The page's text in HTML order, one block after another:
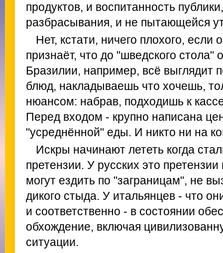
продуктов, и воспитанность
разбрасывания, и не пытающейся
Нет, кстати, ничего плохого, если
признаёт, что до "шведского стола"
Бразилии, например, всё выглядит
блюд, накладываешь что хочешь,
нюансом: набрав, подходишь к
Перед входом - крупно написана
"усреднённой" еды. И никто ни на
Искры начинают лететь когда
претензии. У русских это
могут ездить по "заграницам", не
дикого стыда. У итальянцев - что
и соответственно - в состоянии
обхождение, включая
ситуации.